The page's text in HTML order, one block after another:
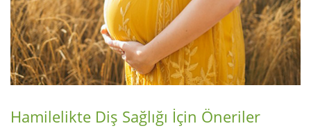
Hamilelikte Diş Sağlığı İçin Öneriler